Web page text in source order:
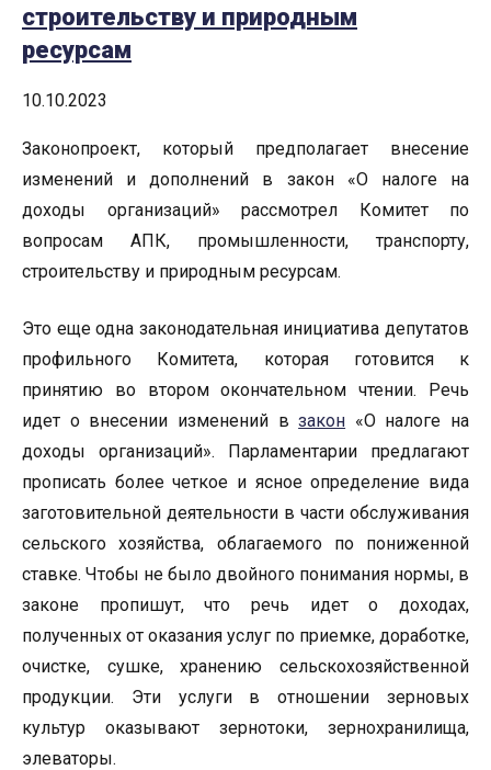
строительству и природным
ресурсам
10.10.2023
Законопроект, который предполагает внесение
изменений и дополнений в закон «О налоге на
доходы организаций» рассмотрел Комитет по
вопросам АПК, промышленности, транспорту,
строительству и природным ресурсам.
Это еще одна законодательная инициатива депутатов
профильного Комитета, которая готовится к
принятию во втором окончательном чтении. Речь
идет о внесении изменений взакон «О налоге на
доходы организаций». Парламентарии предлагают
прописать более четкое и ясное определение вида
заготовительной деятельности в части обслуживания
сельского хозяйства, облагаемого по пониженной
ставке. Чтобы не было двойного понимания нормы, в
законе пропишут, что речь идет о доходах,
полученных от оказания услуг по приемке, доработке,
очистке, сушке, хранению сельскохозяйственной
продукции. Эти услуги в отношении зерновых
культур оказывают зернотоки, зернохранилища,
элеваторы.